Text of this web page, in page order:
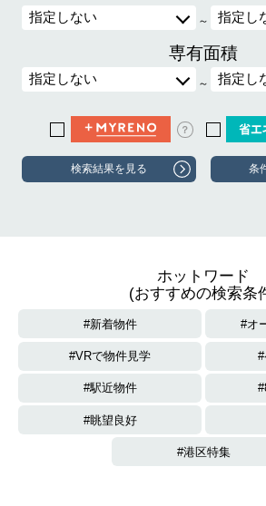
～
専有面積
～
？
ホットワード
(おすすめの検索条
新着物件 オ
VRで物件見学
駅近物件
眺望良好
港区特集